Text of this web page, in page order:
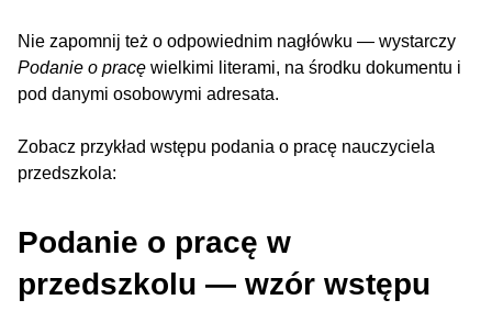
Nie zapomnij też o odpowiednim nagłówku — wystarczy
Podanie o pracę wielkimi literami, na środku dokumentu i
pod danymi osobowymi adresata.
Zobacz przykład wstępu podania o pracę nauczyciela
przedszkola:
Podanie o pracę w
przedszkolu — wzór wstępu